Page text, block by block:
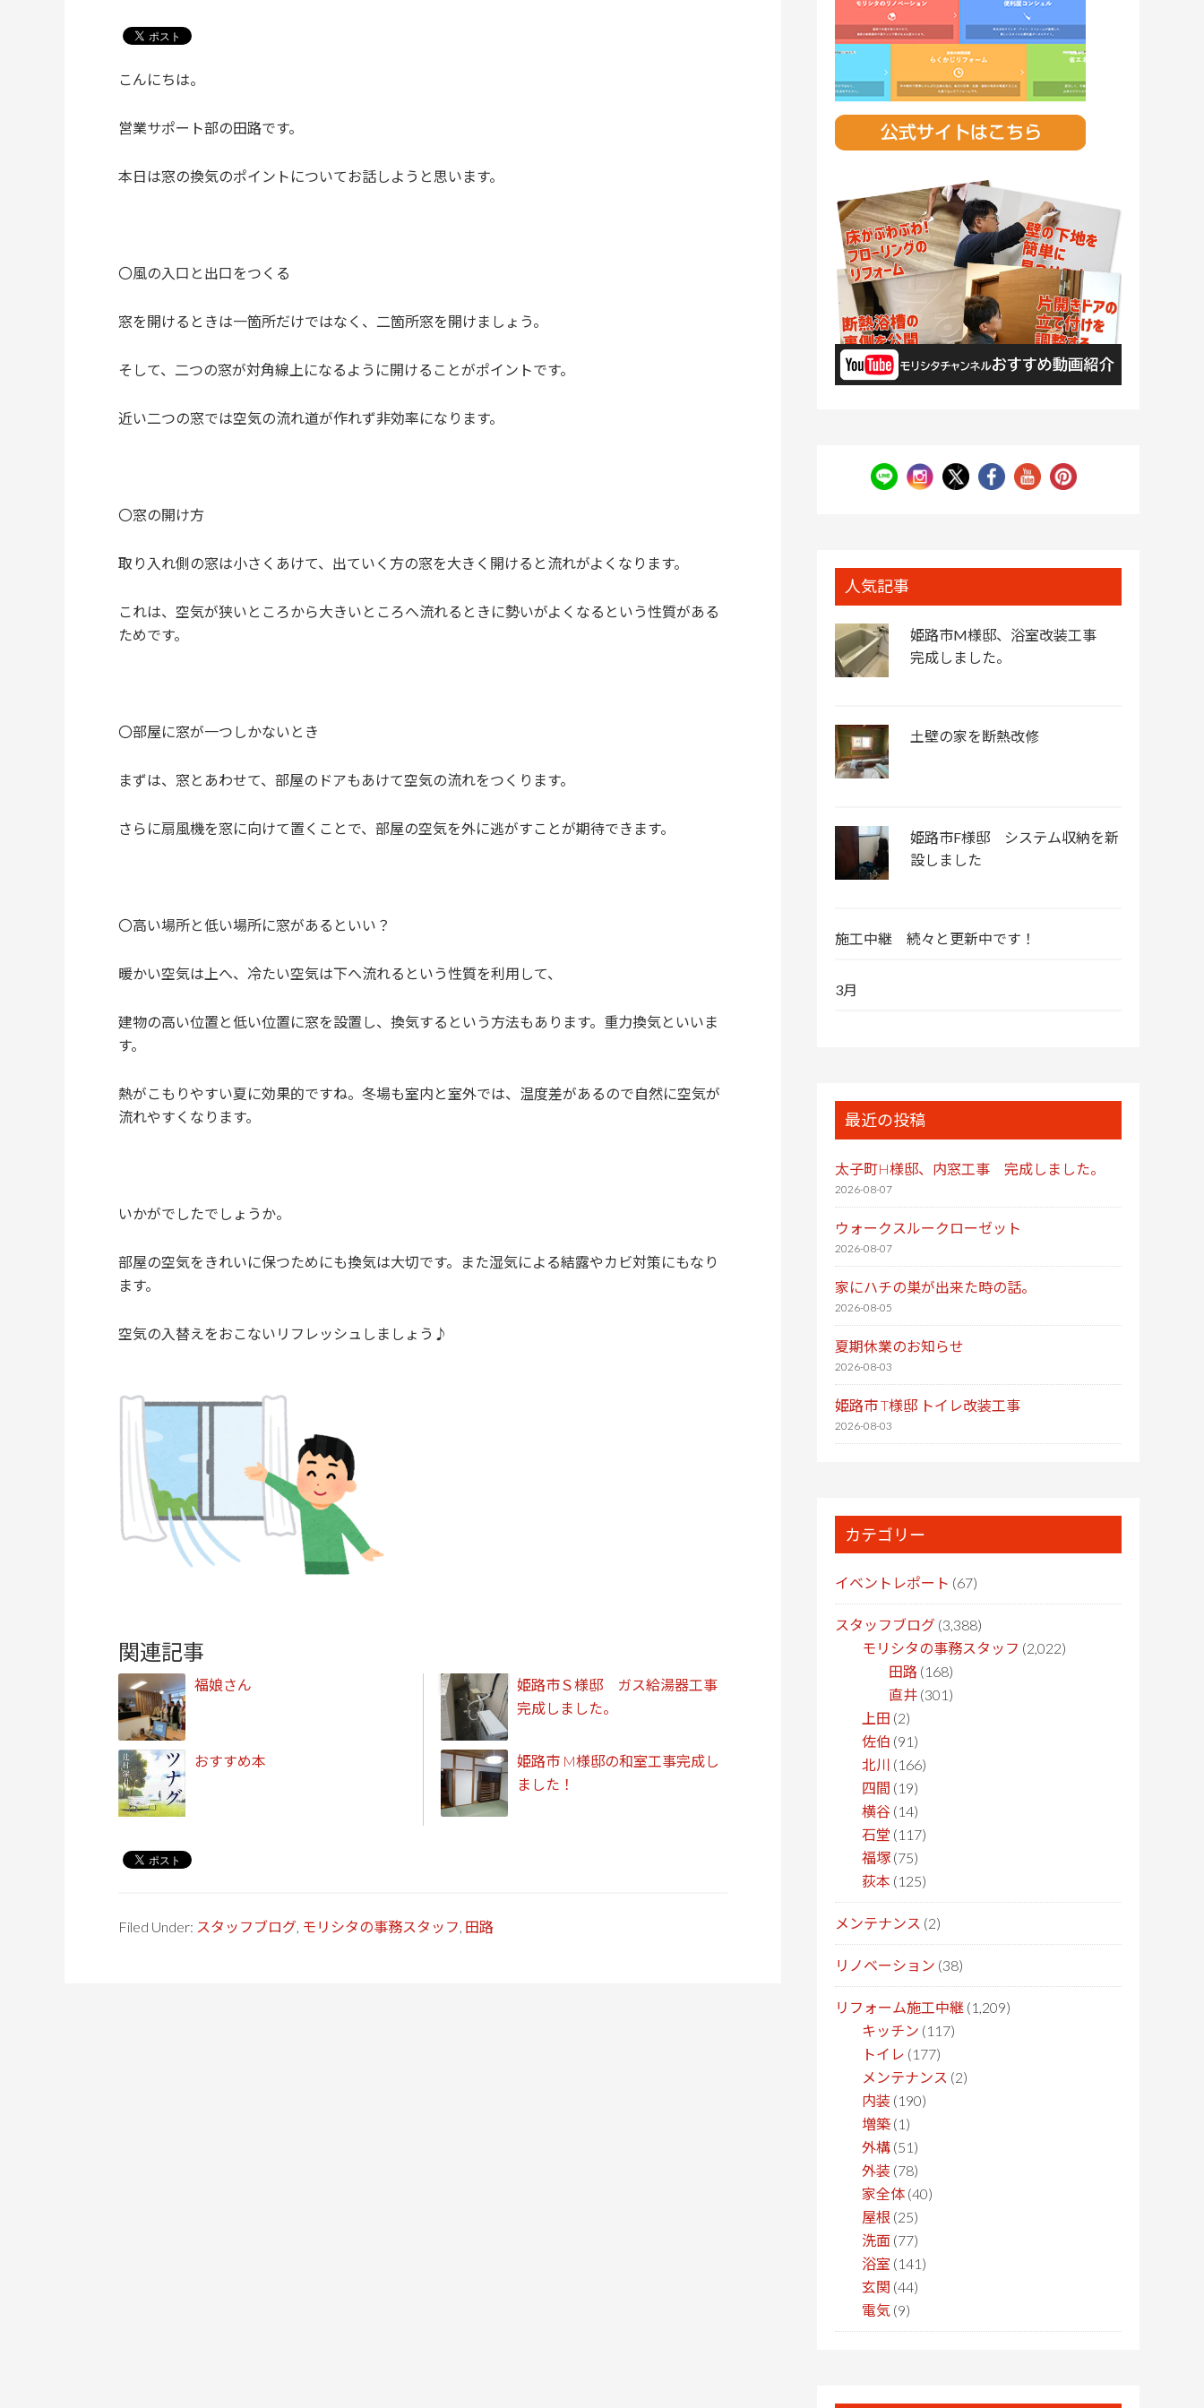
こんにちは。
営業サポート部の田路です。
本日は窓の換気のポイントについてお話しようと思います。
〇風の入口と出口をつくる
窓を開けるときは一箇所だけではなく、二箇所窓を開けましょう。
そして、二つの窓が対角線上になるように開けることがポイントです。
近い二つの窓では空気の流れ道が作れず非効率になります。
〇窓の開け方
取り入れ側の窓は小さくあけて、出ていく方の窓を大きく開けると流れがよくなります。
これは、空気が狭いところから大きいところへ流れるときに勢いがよくなるという性質がある
ためです。
〇部屋に窓が一つしかないとき
まずは、窓とあわせて、部屋のドアもあけて空気の流れをつくります。
さらに扇風機を窓に向けて置くことで、部屋の空気を外に逃がすことが期待できます。
〇高い場所と低い場所に窓があるといい？
暖かい空気は上へ、冷たい空気は下へ流れるという性質を利用して、
建物の高い位置と低い位置に窓を設置し、換気するという方法もあります。重力換気といいま
す。
熱がこもりやすい夏に効果的ですね。冬場も室内と室外では、温度差があるので自然に空気が
流れやすくなります。
いかがでしたでしょうか。
部屋の空気をきれいに保つためにも換気は大切です。また湿気による結露やカビ対策にもなり
ます。
空気の入替えをおこないリフレッシュしましょう♪
関連記事
福娘さん
おすすめ本
姫路市Ｓ様邸 ガス給湯器工事
完成しました。
姫路市 M様邸の和室工事完成し
ました！
Filed Under: スタッフブログ, モリシタの事務スタッフ, 田路
人気記事
姫路市M様邸、浴室改装工事
完成しました。
土壁の家を断熱改修
姫路市F様邸 システム収納を新
設しました
施工中継 続々と更新中です！
3月
最近の投稿
太子町H様邸、内窓工事 完成しました。
2026-08-07
ウォークスルークローゼット
2026-08-07
家にハチの巣が出来た時の話。
2026-08-05
夏期休業のお知らせ
2026-08-03
姫路市 T様邸 トイレ改装工事
2026-08-03
カテゴリー
イベントレポート (67)
スタッフブログ (3,388)
モリシタの事務スタッフ (2,022)
田路 (168)
直井 (301)
上田 (2)
佐伯 (91)
北川 (166)
四間 (19)
横谷 (14)
石堂 (117)
福塚 (75)
荻本 (125)
メンテナンス (2)
リノベーション (38)
リフォーム施工中継 (1,209)
キッチン (117)
トイレ (177)
メンテナンス (2)
内装 (190)
増築 (1)
外構 (51)
外装 (78)
家全体 (40)
屋根 (25)
洗面 (77)
浴室 (141)
玄関 (44)
電気 (9)